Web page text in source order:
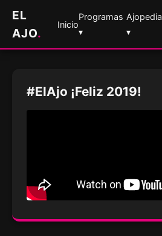
EL
AJO.
Inicio
Programas
▾
Ajopedia
▾
#ElAjo ¡Feliz 2019!